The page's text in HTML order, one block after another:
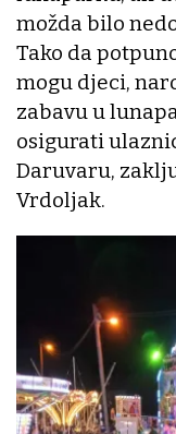
možda bilo
Tako da
mogu djeci,
zabavu u
osigurati
Daruvaru,
Vrdoljak.